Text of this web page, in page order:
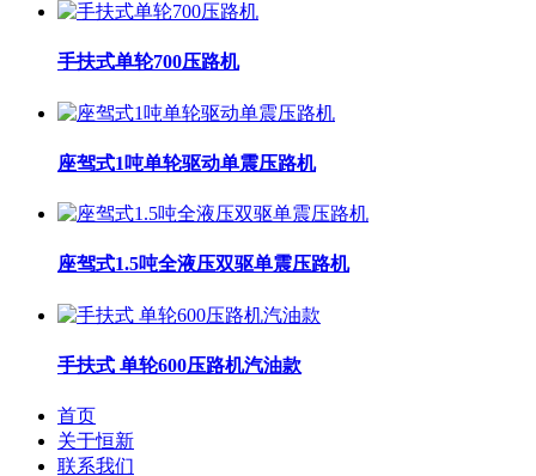
手扶式单轮700压路机
座驾式1吨单轮驱动单震压路机
座驾式1.5吨全液压双驱单震压路机
手扶式 单轮600压路机汽油款
首页
关于恒新
联系我们